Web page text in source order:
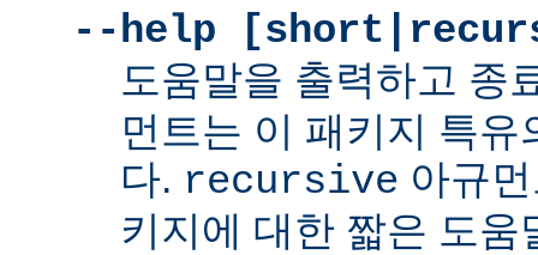
--help
도움말을 출력하고 종
먼트는 이 패키지 특
다. recursive 아규
키지에 대한 짧은 도움